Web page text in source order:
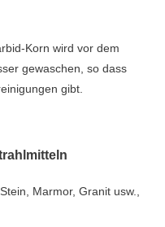
Korn wird vor dem
gewaschen, so dass
gibt.
Marmor, Granit usw.,